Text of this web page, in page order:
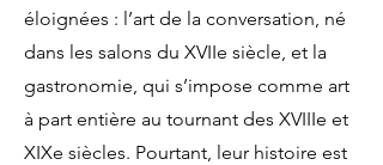
éloignées : l’art de la conversation, né
dans les salons du XVIIe siècle, et la
gastronomie, qui s’impose comme art
à part entière au tournant des XVIIIe et
XIXe siècles. Pourtant, leur histoire est